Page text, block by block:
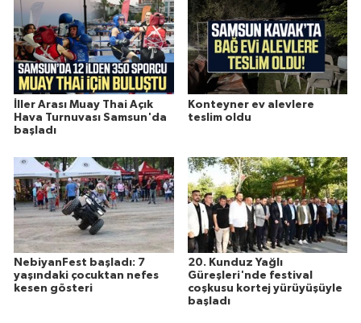
İller Arası Muay Thai Açık
Hava Turnuvası Samsun'da
başladı
Konteyner ev alevlere
teslim oldu
NebiyanFest başladı: 7
yaşındaki çocuktan nefes
kesen gösteri
20. Kunduz Yağlı
Güreşleri'nde festival
coşkusu kortej yürüyüşüyle
başladı